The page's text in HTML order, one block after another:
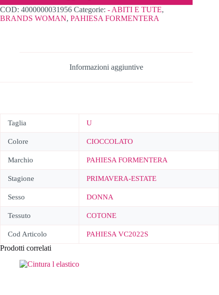
COD: 4000000031956 Categorie: - ABITI E TUTE,
BRANDS WOMAN, PAHIESA FORMENTERA
Informazioni aggiuntive
Taglia U
Colore CIOCCOLATO
Marchio PAHIESA FORMENTERA
Stagione PRIMAVERA-ESTATE
Sesso DONNA
Tessuto COTONE
Cod Articolo PAHIESA VC2022S
Prodotti correlati